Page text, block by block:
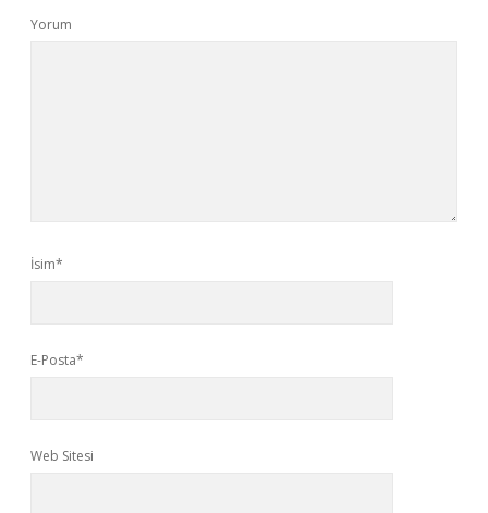
Yorum
İsim*
E-Posta*
Web Sitesi